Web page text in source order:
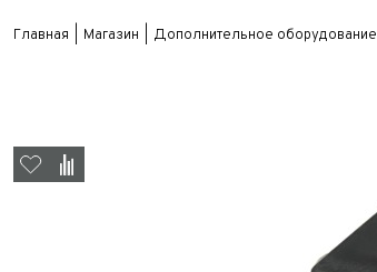
Главная Магазин Дополнительное оборудование